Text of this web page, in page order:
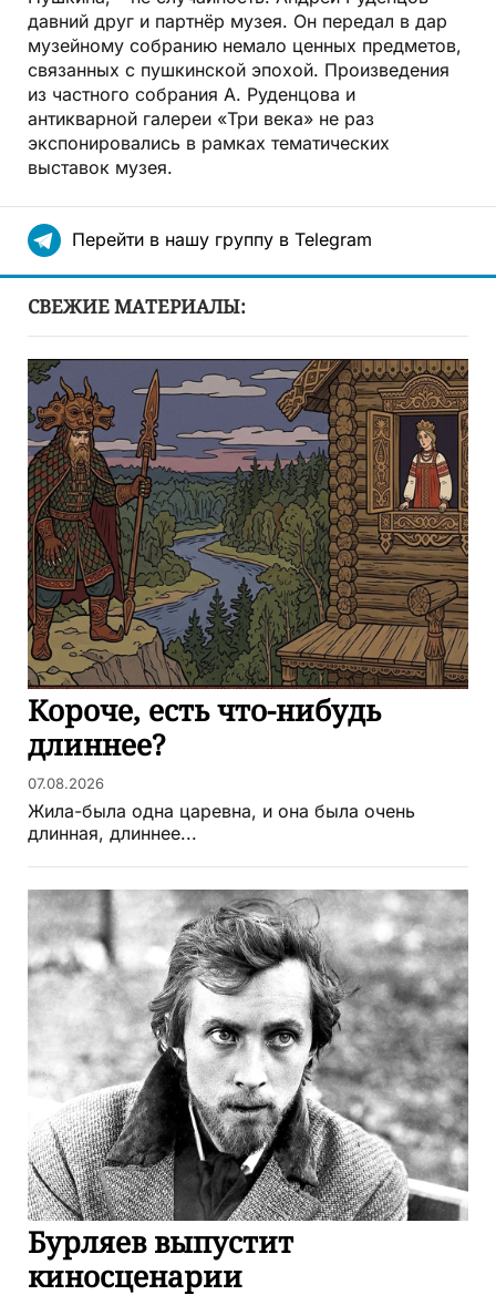
давний друг и партнёр музея. Он передал в дар
музейному собранию немало ценных предметов,
связанных с пушкинской эпохой. Произведения
из частного собрания А. Руденцова и
антикварной галереи «Три века» не раз
экспонировались в рамках тематических
выставок музея.
Перейти в нашу группу в Telegram
СВЕЖИЕ МАТЕРИАЛЫ:
Короче, есть что-нибудь
длиннее?
07.08.2026
Жила-была одна царевна, и она была очень
длинная, длиннее...
Бурляев выпустит
киносценарии